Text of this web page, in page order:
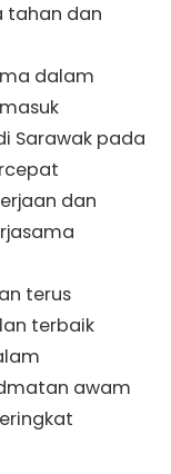
tahan dan
dalam
Sarawak pada
dan
terus
terbaik
awam